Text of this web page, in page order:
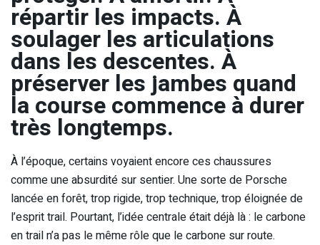
répartir les impacts. À
soulager les articulations
dans les descentes. À
préserver les jambes quand
la course commence à durer
très longtemps.
À l’époque, certains voyaient encore ces chaussures
comme une absurdité sur sentier. Une sorte de Porsche
lancée en forêt, trop rigide, trop technique, trop éloignée de
l’esprit trail. Pourtant, l’idée centrale était déjà là : le carbone
en trail n’a pas le même rôle que le carbone sur route.